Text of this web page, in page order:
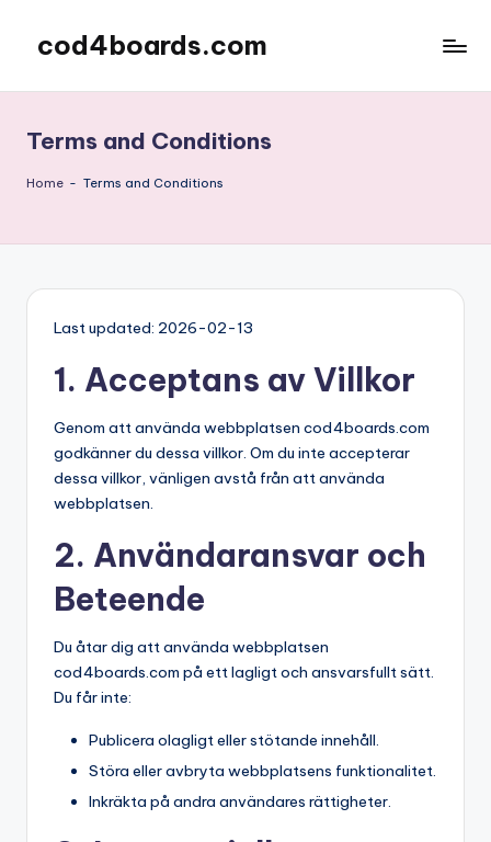
content
cod4boards.com
Terms and Conditions
Home - Terms and Conditions
Last updated: 2026-02-13
1. Acceptans av Villkor
Genom att använda webbplatsen cod4boards.com
godkänner du dessa villkor. Om du inte accepterar
dessa villkor, vänligen avstå från att använda
webbplatsen.
2. Användaransvar och
Beteende
Du åtar dig att använda webbplatsen
cod4boards.com på ett lagligt och ansvarsfullt sätt.
Du får inte:
Publicera olagligt eller stötande innehåll.
Störa eller avbryta webbplatsens funktionalitet.
Inkräkta på andra användares rättigheter.